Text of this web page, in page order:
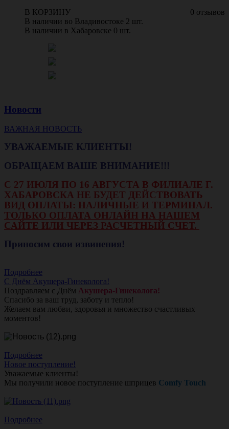
0 отзывов
В КОРЗИНУ
В наличии во Владивостоке 2 шт.
В наличии в Хабаровске 0 шт.
Новости
ВАЖНАЯ НОВОСТЬ
УВАЖАЕМЫЕ КЛИЕНТЫ!
ОБРАЩАЕМ ВАШЕ ВНИМАНИЕ!!!
С 27 ИЮЛЯ ПО 16 АВГУСТА В ФИЛИАЛЕ Г.
ХАБАРОВСКА НЕ БУДЕТ ДЕЙСТВОВАТЬ
ВИД ОПЛАТЫ: НАЛИЧНЫЕ И ТЕРМИНАЛ.
ТОЛЬКО ОПЛАТА ОНЛАЙН НА НАШЕМ
САЙТЕ ИЛИ ЧЕРЕЗ РАСЧЕТНЫЙ СЧЕТ.
Приносим свои извинения!
Подробнее
С Днём Акушера-Гинеколога!
Поздравляем с Днём Акушера-Гинеколога!
Спасибо за ваш труд, заботу и тепло!
Желаем вам любви, здоровья и множество счастливых
моментов!
Подробнее
Новое поступление!
Уважаемые клиенты!
Мы получили новое поступление шприцев Comfy Touch
Подробнее